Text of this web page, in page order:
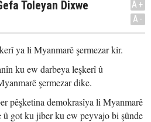
Toleyan Dixwe
A+
A-
ya li Myanmarê şermezar kir.
ku ew darbeya leşkerî û
şermezar dike.
pêşketina demokrasîya li Myanmarê
got ku jiber ku ew peyvajo bi şûnde